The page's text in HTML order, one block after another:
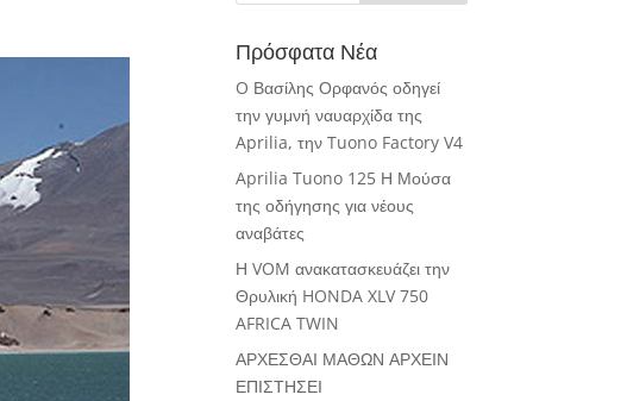
Πρόσφατα Νέα
O Βασίλης Ορφανός οδηγεί
την γυμνή ναυαρχίδα της
Aprilia, την Tuono Factory V4
Aprilia Tuono 125 Η Μούσα
της οδήγησης για νέους
αναβάτες
Η VOM ανακατασκευάζει την
Θρυλική HONDA XLV 750
AFRICA TWIN
ΑΡΧΕΣΘΑΙ ΜΑΘΩΝ ΑΡΧΕΙΝ
ΕΠΙΣΤΗΣΕΙ